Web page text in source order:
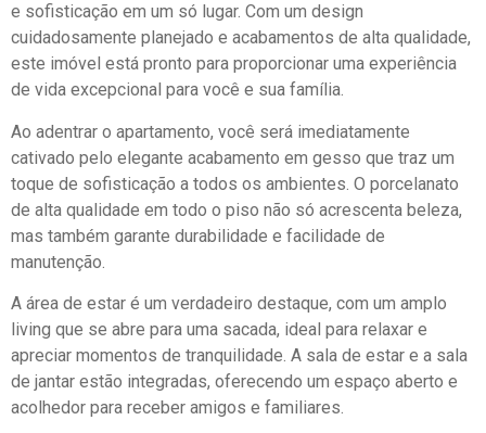
e sofisticação em um só lugar. Com um design
cuidadosamente planejado e acabamentos de alta qualidade,
este imóvel está pronto para proporcionar uma experiência
de vida excepcional para você e sua família.
Ao adentrar o apartamento, você será imediatamente
cativado pelo elegante acabamento em gesso que traz um
toque de sofisticação a todos os ambientes. O porcelanato
de alta qualidade em todo o piso não só acrescenta beleza,
mas também garante durabilidade e facilidade de
manutenção.
A área de estar é um verdadeiro destaque, com um amplo
living que se abre para uma sacada, ideal para relaxar e
apreciar momentos de tranquilidade. A sala de estar e a sala
de jantar estão integradas, oferecendo um espaço aberto e
acolhedor para receber amigos e familiares.